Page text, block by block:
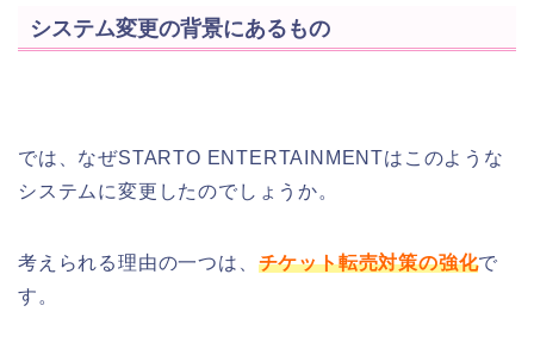
システム変更の背景にあるもの
では、なぜSTARTO ENTERTAINMENTはこのような
システムに変更したのでしょうか。
考えられる理由の一つは、 チケット転売対策の強化で
す。